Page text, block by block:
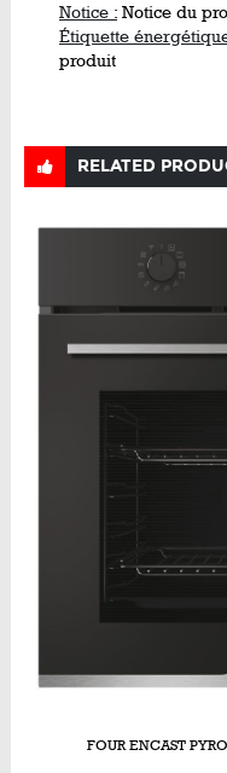
Notice : Notice du
Étiquette
produit
RELATED
FOUR ENCAST